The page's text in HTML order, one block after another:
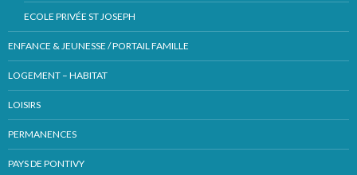
ECOLE PRIVÉE ST JOSEPH
ENFANCE & JEUNESSE / PORTAIL FAMILLE
LOGEMENT – HABITAT
LOISIRS
PERMANENCES
PAYS DE PONTIVY